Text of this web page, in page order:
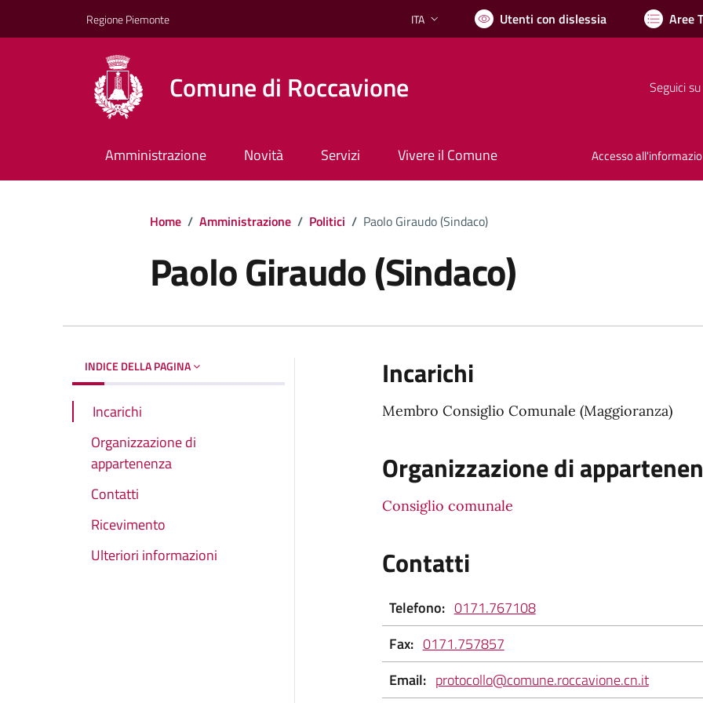
Regione Piemonte Lingua attiva:
ITA Utenti con dislessia Aree
Comune di Roccavione Seguici su
Amministrazione Novità Servizi Vivere il Comune Accesso
Home / Amministrazione / Politici / Paolo Giraudo (Sindaco)
Paolo Giraudo (Sindaco)
INDICE DELLA PAGINA
Incarichi
Organizzazione di
appartenenza
Contatti
Ricevimento
Ulteriori informazioni
Incarichi
Membro Consiglio Comunale (Maggioranza)
Organizzazione di
Consiglio comunale
Contatti
Telefono: 0171.767108
Fax: 0171.757857
Email: protocollo@comune.roccavione.cn.it